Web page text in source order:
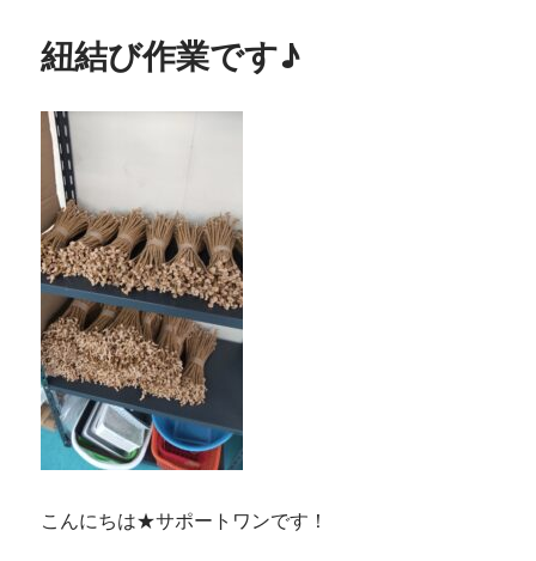
紐結び作業です♪
こんにちは★サポートワンです！